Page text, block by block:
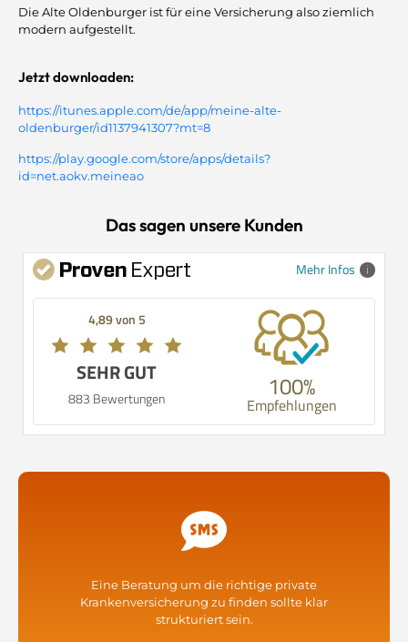
Die Alte Oldenburger ist für eine Versicherung also ziemlich
modern aufgestellt.
Jetzt downloaden:
https://itunes.apple.com/de/app/meine-alte-
oldenburger/id1137941307?mt=8
https://play.google.com/store/apps/details?
id=net.aokv.meineao
Das sagen unsere Kunden
Mehr Infos
4,89 von 5
SEHR GUT
883 Bewertungen 100%
Empfehlungen
Eine Beratung um die richtige private
Krankenversicherung zu finden sollte klar
strukturiert sein.